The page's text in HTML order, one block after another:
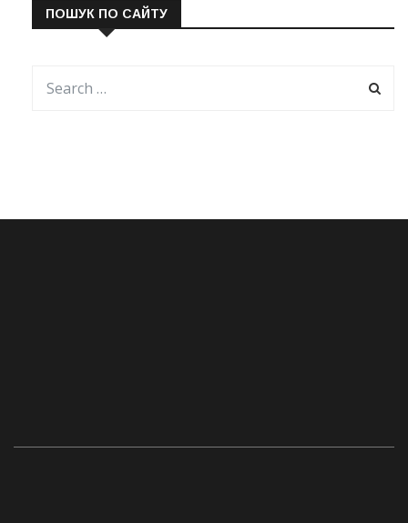
ПОШУК ПО САЙТУ